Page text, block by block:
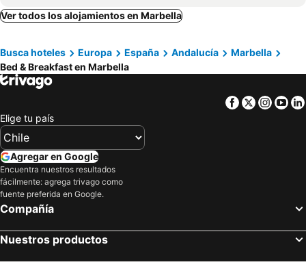
Alhaurín de la Torre, bed and breakfasts
Monda, bed and breakfasts
Benalmádena, bed and breakfasts
Ojén, bed and breakfasts
Casares, bed and breakfasts
Parauta, bed and breakfasts
Almogía, bed and breakfasts
Gaucín, bed and breakfasts
Casarabonela, bed and breakfasts
Ver todos los alojamientos en Marbella
Busca hoteles Europa España Andalucía
Marbella
Bed & Breakfast en Marbella
Facebook
Twitter
Elige tu país
Agregar en Google
Encuentra nuestros resultados
fácilmente: agrega trivago como
fuente preferida en Google.
Compañía
Nuestros productos